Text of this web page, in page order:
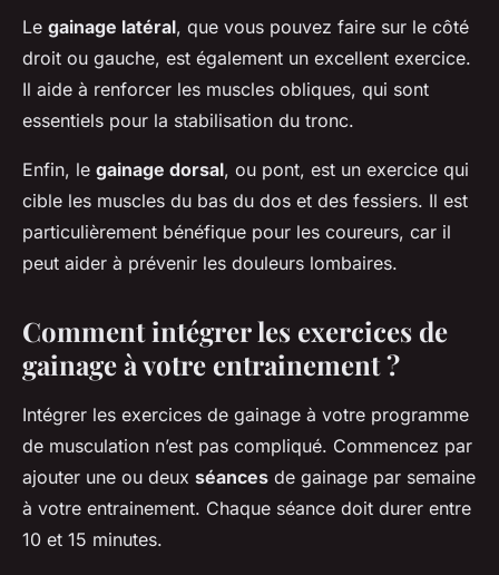
Le gainage latéral, que vous pouvez faire sur le côté
droit ou gauche, est également un excellent exercice.
Il aide à renforcer les muscles obliques, qui sont
essentiels pour la stabilisation du tronc.
Enfin, le gainage dorsal, ou pont, est un exercice qui
cible les muscles du bas du dos et des fessiers. Il est
particulièrement bénéfique pour les coureurs, car il
peut aider à prévenir les douleurs lombaires.
Comment intégrer les exercices de
gainage à votre entrainement ?
Intégrer les exercices de gainage à votre programme
de musculation n’est pas compliqué. Commencez par
ajouter une ou deux séances de gainage par semaine
à votre entrainement. Chaque séance doit durer entre
10 et 15 minutes.